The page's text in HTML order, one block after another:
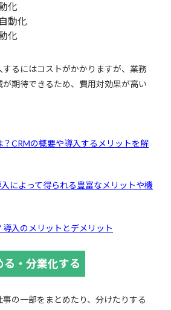
化
動化
化
するにはコストがかかりますが、業務
期待できるため、費用対効果が高い
CRMの概要や導入するメリットを解
によって得られる豊富なメリットや機
入のメリットとデメリット
る・分業化する
の一部をまとめたり、分けたりする